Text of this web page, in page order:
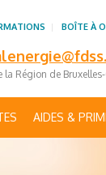
Région de
BOÎTE À
AIDES &